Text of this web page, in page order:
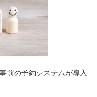
前の予約システムが導入